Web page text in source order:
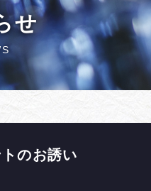
せ
のお誘い